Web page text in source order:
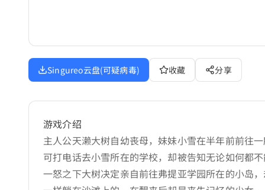
Singureo云盘(可疑病毒) 收藏 分享
游戏介绍
主人公天濑大树自幼丧母，妹妹小雪在半年前前往
可打电话去小雪所在的学校，却被告知无论如何都
一怒之下大树决定亲自前往弗提亚学园所在的小岛